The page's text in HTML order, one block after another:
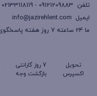
تلفن 09121209883 - 02133118119
ایمیل info@jazirehlent.com
ما 24 ساعته 7 روز هفته پاسخگوی شما هستیم.
تحویل
اکسپرس
7 روز گارانتی
بازگشت وجه